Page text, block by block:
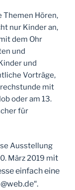
Themen Hören,
nur Kinder an,
dem Ohr
und
und
Vorträge,
mit
oder am 13.
für
Ausstellung
März 2019 mit
einfach eine